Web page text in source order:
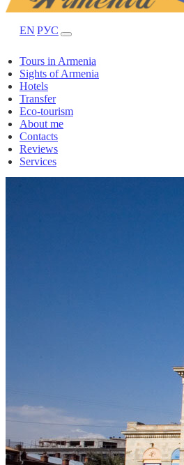
EN РУС
Tours in Armenia
Sights of Armenia
Hotels
Transfer
Eco-tourism
About me
Contacts
Reviews
Services